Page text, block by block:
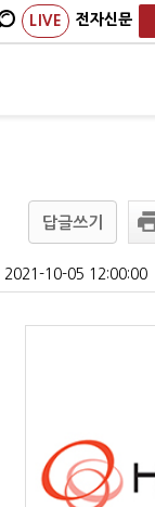
LIVE 전자신문
답글쓰기
2021-10-05 12:00:00